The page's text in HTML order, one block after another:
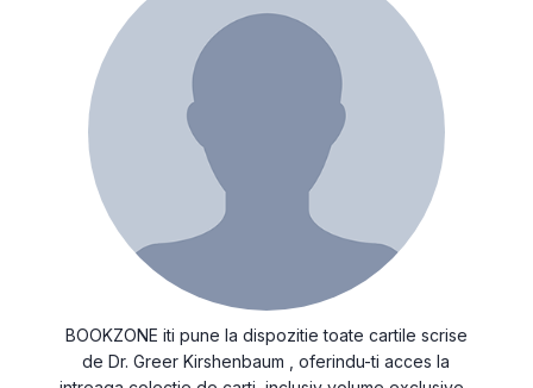
BOOKZONE iti pune la dispozitie toate cartile scrise
de Dr. Greer Kirshenbaum , oferindu-ti acces la